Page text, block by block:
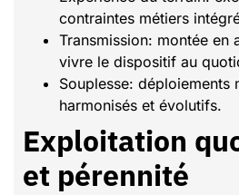
contraintes métiers
Transmission: montée en
vivre le dispositif au
Souplesse: déploiements
harmonisés et évolutifs.
Exploitation
et pérennité